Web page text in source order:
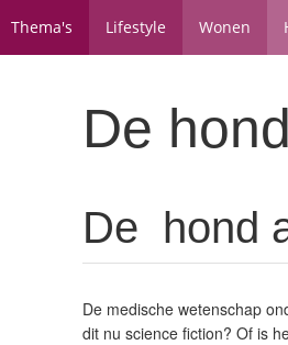
Thema's Lifestyle Wonen
De
De hond
De medische wetenschap
dit nu science fiction? Of is